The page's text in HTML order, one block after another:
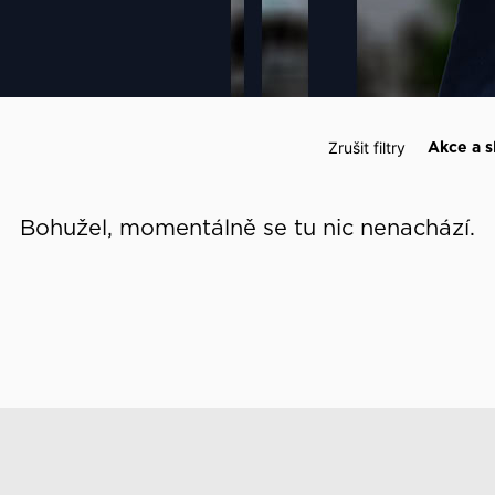
Akce a
Zrušit filtry
Bohužel, momentálně se tu nic nenachází.